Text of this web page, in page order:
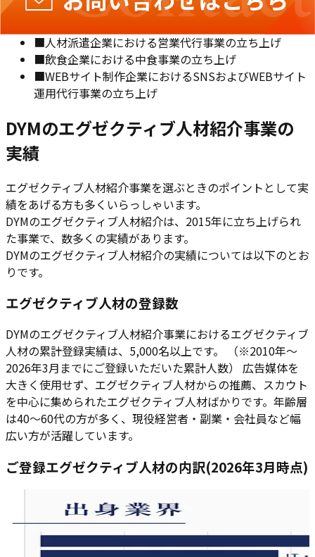
■ダイレクトマーケティング企業におけるコールセン
■人材派遣企業における営業代行事業の立ち上げ
■飲食企業における中食事業の立ち上げ
■WEBサイト制作企業におけるSNSおよびWEBサイト
運用代行事業の立ち上げ
DYMのエグゼクティブ人材紹介事業の
実績
エグゼクティブ人材紹介事業を選ぶときのポイントとして実
績をあげる方も多くいらっしゃいます。
DYMのエグゼクティブ人材紹介は、2015年に立ち上げられ
た事業で、数多くの実績があります。
DYMのエグゼクティブ人材紹介の実績については以下のとお
りです。
エグゼクティブ人材の登録数
DYMのエグゼクティブ人材紹介事業におけるエグゼクティブ
人材の累計登録実績は、5,000名以上です。 （※2010年～
2026年3月までにご登録いただいた累計人数） 広告媒体を
大きく使用せず、エグゼクティブ人材からの推薦、スカウト
を中心に集められたエグゼクティブ人材ばかりです。年齢層
は40～60代の方が多く、現役経営者・副業・会社員など幅
広い方が活躍しています。
ご登録エグゼクティブ人材の内訳(2026年3月時点)